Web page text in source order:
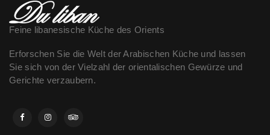
Feine libanesische Küche des Orients
Erforschen Sie die Welt der Arabischen Küche und lassen
Sie sich von der Vielzahl der orientalischen Gewürze und
Gerichte verzaubern.